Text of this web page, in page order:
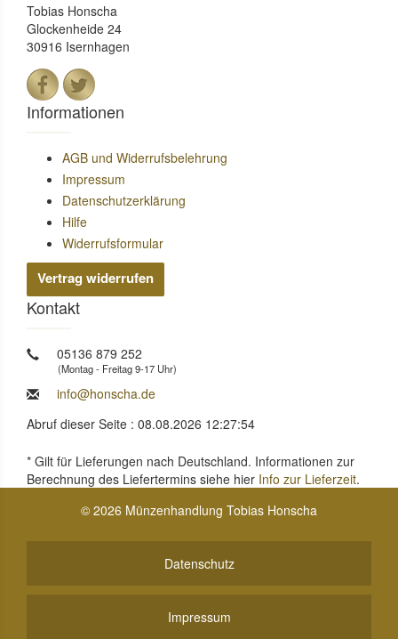
Tobias Honscha
Glockenheide 24
30916 Isernhagen
Informationen
AGB und Widerrufsbelehrung
Impressum
Datenschutzerklärung
Hilfe
Widerrufsformular
Vertrag widerrufen
Kontakt
05136 879 252
(Montag - Freitag 9-17 Uhr)
info@honscha.de
Abruf dieser Seite : 08.08.2026 12:27:54
* Gilt für Lieferungen nach Deutschland. Informationen zur
Berechnung des Liefertermins siehe hier Info zur Lieferzeit.
© 2026 Münzenhandlung Tobias Honscha
Datenschutz
Impressum